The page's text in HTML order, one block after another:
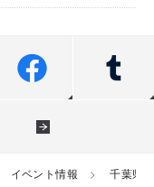
イベント情報 千葉県